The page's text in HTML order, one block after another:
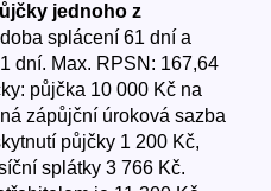
jednoho z
splácení 61 dní a
dní. Max. RPSN: 167,64
půjčka 10 000 Kč na
zápůjční úroková sazba
půjčky 1 200 Kč,
splátky 3 766 Kč.